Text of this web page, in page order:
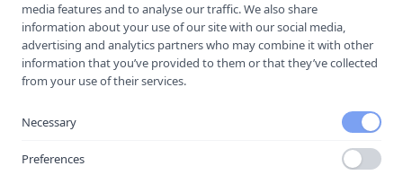
H6 Lokaliseringsmärken för serviceanläggningar
Restaurang
media features and to analyse our traffic. We also share
information about your use of our site with our social media,
advertising and analytics partners who may combine it with other
information that you’ve provided to them or that they’ve collected
from your use of their services.
Necessary
Preferences